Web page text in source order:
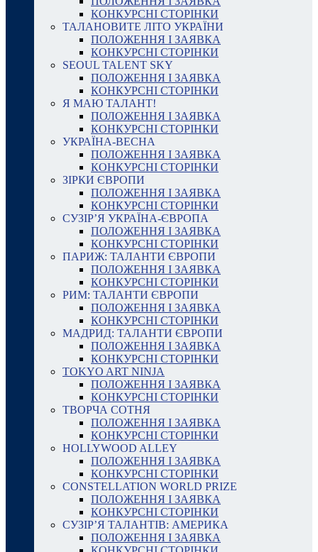
КОНКУРСНІ СТОРІНКИ
ТАЛАНОВИТЕ ЛІТО УКРАЇНИ
ПОЛОЖЕННЯ І ЗАЯВКА
КОНКУРСНІ СТОРІНКИ
SEOUL TALENT SKY
ПОЛОЖЕННЯ І ЗАЯВКА
КОНКУРСНІ СТОРІНКИ
Я МАЮ ТАЛАНТ!
ПОЛОЖЕННЯ І ЗАЯВКА
КОНКУРСНІ СТОРІНКИ
УКРАЇНА-ВЕСНА
ПОЛОЖЕННЯ І ЗАЯВКА
КОНКУРСНІ СТОРІНКИ
ЗІРКИ ЄВРОПИ
ПОЛОЖЕННЯ І ЗАЯВКА
КОНКУРСНІ СТОРІНКИ
СУЗІР’Я УКРАЇНА-ЄВРОПА
ПОЛОЖЕННЯ І ЗАЯВКА
КОНКУРСНІ СТОРІНКИ
ПАРИЖ: ТАЛАНТИ ЄВРОПИ
ПОЛОЖЕННЯ І ЗАЯВКА
КОНКУРСНІ СТОРІНКИ
РИМ: ТАЛАНТИ ЄВРОПИ
ПОЛОЖЕННЯ І ЗАЯВКА
КОНКУРСНІ СТОРІНКИ
МАДРИД: ТАЛАНТИ ЄВРОПИ
ПОЛОЖЕННЯ І ЗАЯВКА
КОНКУРСНІ СТОРІНКИ
TOKYO ART NINJA
ПОЛОЖЕННЯ І ЗАЯВКА
КОНКУРСНІ СТОРІНКИ
ТВОРЧА СОТНЯ
ПОЛОЖЕННЯ І ЗАЯВКА
КОНКУРСНІ СТОРІНКИ
HOLLYWOOD ALLEY
ПОЛОЖЕННЯ І ЗАЯВКА
КОНКУРСНІ СТОРІНКИ
CONSTELLATION WORLD PRIZE
ПОЛОЖЕННЯ І ЗАЯВКА
КОНКУРСНІ СТОРІНКИ
СУЗІР’Я ТАЛАНТІВ: АМЕРИКА
ПОЛОЖЕННЯ І ЗАЯВКА